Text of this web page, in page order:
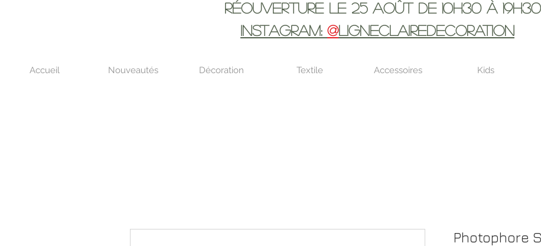
RÉOUVERTURE LE 25 AOûT DE 10h30 à 19H30
INSTAGRAM: @LIGNECLAIREDECORATION
Accueil Nouveautés Décoration Textile Accessoires Kids
Photophore